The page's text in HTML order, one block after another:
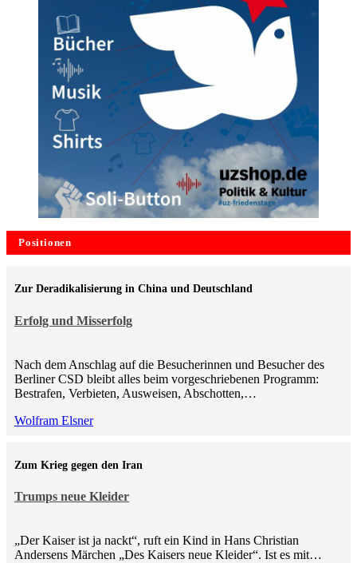
Positionen
Erfolg und Misserfolg
Zur Deradikalisierung in China und Deutschland
Nach dem Anschlag auf die Besucherinnen und Besucher des
Berliner CSD bleibt alles beim vorgeschriebenen Programm:
Bestrafen, Verbieten, Ausweisen, Abschotten,…
Wolfram Elsner
Trumps neue Kleider
Zum Krieg gegen den Iran
„Der Kaiser ist ja nackt“, ruft ein Kind in Hans Christian
Andersens Märchen „Des Kaisers neue Kleider“. Ist es mit…